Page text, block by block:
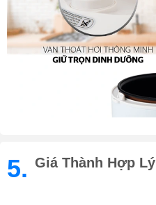
5. Giá Thành Hợp Lý